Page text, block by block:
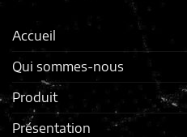
Accueil
Qui sommes-nous
Produit
Présentation